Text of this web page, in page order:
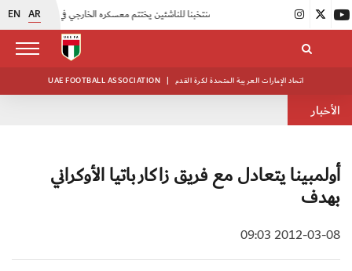
EN AR
اتحاد الكرة يُنظم ورشة عمل للمراقبين المعتمدين |
UAE FOOTBALL ASSOCIATION | اتحاد الإمارات العربية المتحدة لكرة القدم
الأخبار
أولمبينا يتعادل مع فريق زاكارباتيا الأوكراني
بهدف
2012-03-08 09:03